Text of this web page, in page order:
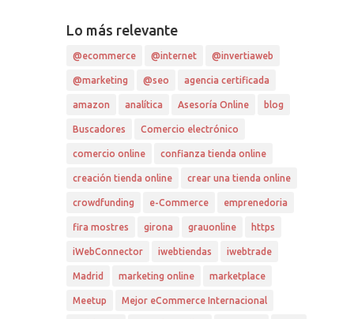
Lo más relevante
@ecommerce @internet @invertiaweb
@marketing @seo agencia certificada
amazon analítica Asesoría Online blog
Buscadores Comercio electrónico
comercio online confianza tienda online
creación tienda online crear una tienda online
crowdfunding e-Commerce emprenedoria
fira mostres girona grauonline https
iWebConnector iwebtiendas iwebtrade
Madrid marketing online marketplace
Meetup Mejor eCommerce Internacional